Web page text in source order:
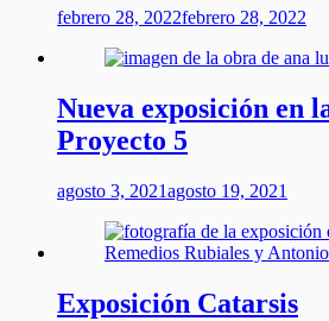
febrero 28, 2022febrero 28, 2022
Nueva exposición en
Proyecto 5
agosto 3, 2021agosto 19, 2021
Exposición Catarsis